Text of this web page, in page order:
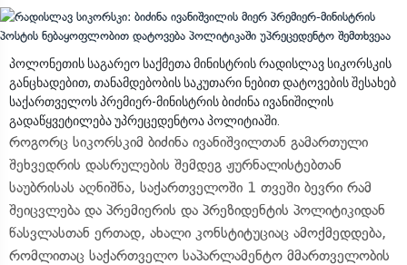
პოლონეთის საგარეო საქმეთა მინისტრის რადისლავ სიკორსკის
განცხადებით, თანამდებობის საკუთარი ნებით დატოვების შესახებ
საქართველოს პრემიერ-მინისტრის ბიძინა ივანიშილის
გადაწყვეტილება უპრეცედენტოა პოლიტიაში.
როგორც სიკორსკიმ ბიძინა ივანიშვილთან გამართული
შეხვედრის დასრულების შემდეგ ჟურნალისტებთან
საუბრისას აღნიშნა, საქართველოში 1 თვეში ბევრი რამ
შეიცვლება და პრემიერის და პრეზიდენტის პოლიტიკიდან
წასვლასთან ერთად, ახალი კონსტიტუციაც ამოქმედდება,
რომლითაც საქართველო საპარლამენტო მმართველობის